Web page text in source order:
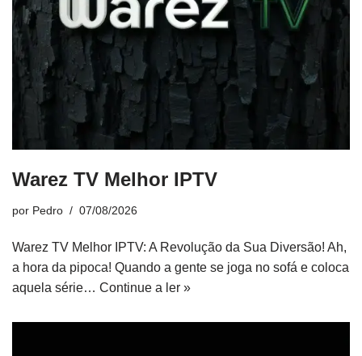
Warez TV Melhor IPTV
por Pedro 07/08/2026
Warez TV Melhor IPTV: A Revolução da Sua Diversão! Ah,
a hora da pipoca! Quando a gente se joga no sofá e coloca
aquela série… Continue a ler »